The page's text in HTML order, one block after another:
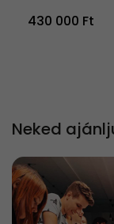
430 000 Ft
Neked